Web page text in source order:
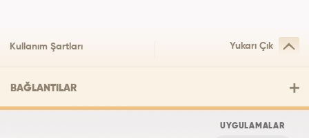
Kullanım Şartları Yukarı Çık
BAĞLANTILAR
UYGULAMALAR